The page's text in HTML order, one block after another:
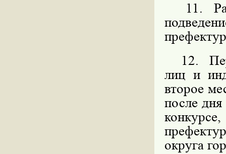
11.
12.
лиц и
второе
после дня
округа